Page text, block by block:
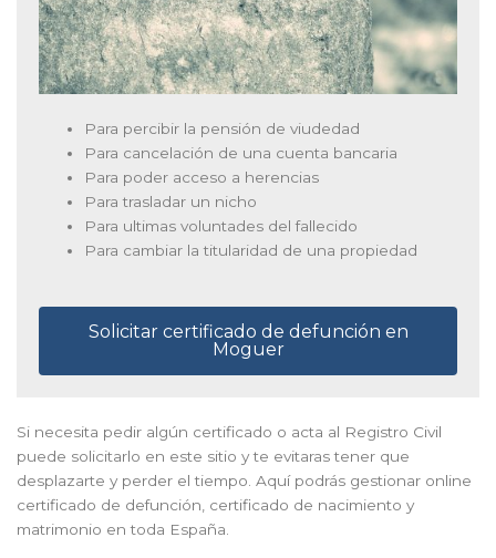
Para percibir la pensión de viudedad
Para cancelación de una cuenta bancaria
Para poder acceso a herencias
Para trasladar un nicho
Para ultimas voluntades del fallecido
Para cambiar la titularidad de una propiedad
Solicitar certificado de defunción en
Moguer
Si necesita pedir algún certificado o acta al Registro Civil
puede solicitarlo en este sitio y te evitaras tener que
desplazarte y perder el tiempo. Aquí podrás gestionar online
certificado de defunción, certificado de nacimiento y
matrimonio en toda España.